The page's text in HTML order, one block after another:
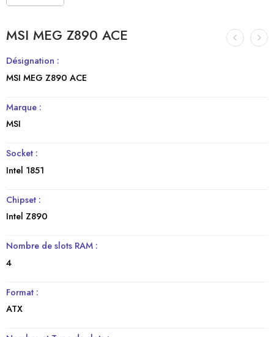
MSI MEG Z890 ACE
Désignation :
MSI MEG Z890 ACE
Marque :
MSI
Socket :
Intel 1851
Chipset :
Intel Z890
Nombre de slots RAM :
4
Format :
ATX